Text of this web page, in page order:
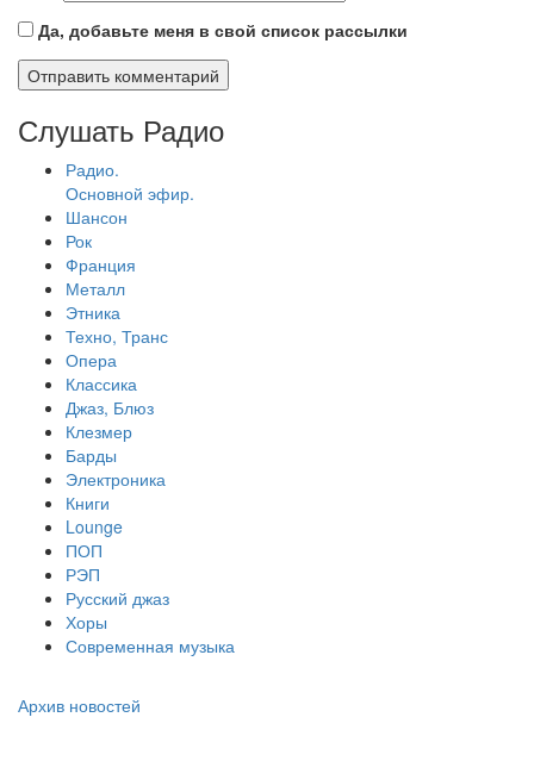
Да, добавьте меня в свой список рассылки
Слушать Радио
Радио.
Основной эфир.
Шансон
Рок
Франция
Металл
Этника
Техно, Транс
Опера
Классика
Джаз, Блюз
Клезмер
Барды
Электроника
Книги
Lounge
ПОП
РЭП
Русский джаз
Хоры
Современная музыка
Архив новостей